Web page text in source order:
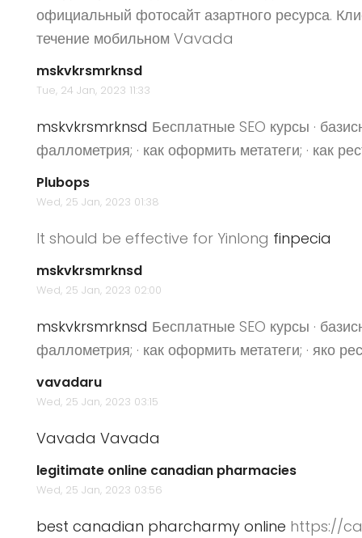
официальный фотосайт азартного ресурса.
течение мобильном Vavada
mskvkrsmrknsd
Tue, 24 Jan, 2023 11:33
mskvkrsmrknsd Бесплатные SEO курсы ·
фаллометрия; · как оформить метатеги; · как
Plubops
Wed, 25 Jan, 2023 01:38
It should be effective for Yinlong finpecia
mskvkrsmrknsd
Wed, 25 Jan, 2023 02:00
mskvkrsmrknsd Бесплатные SEO курсы ·
фаллометрия; · как оформить метатеги; · яко
vavadaru
Wed, 25 Jan, 2023 03:15
Vavada Vavada
legitimate online canadian pharmacies
Wed, 25 Jan, 2023 03:56
best canadian pharcharmy online https://